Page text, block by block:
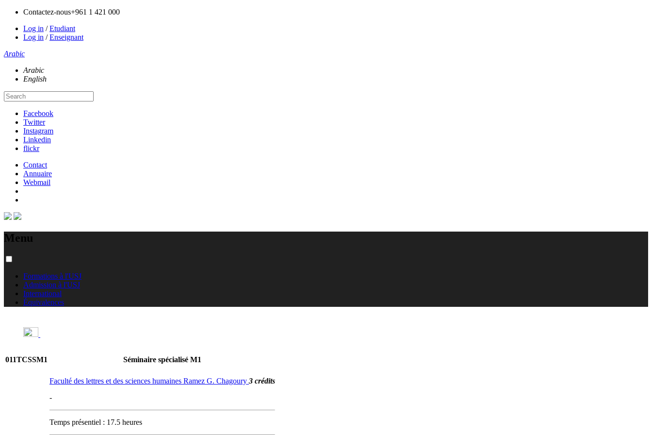
Contactez-nous+961 1 421 000
Log in /Etudiant
Log in /Enseignant
Arabic
Arabic
English
Facebook
Twitter
Instagram
Linkedin
flickr
Contact
Annuaire
Webmail
Menu
Formations à l'USJ
Admission à l'USJ
International
Équivalences
011TCSSM1 Séminaire spécialisé M1
Faculté des lettres et des sciences humaines Ramez G. Chagoury 3 crédits
-
Temps présentiel : 17.5 heures